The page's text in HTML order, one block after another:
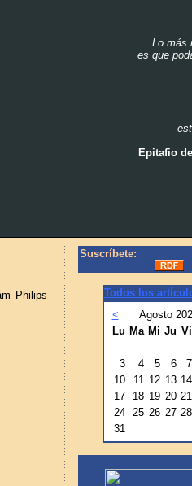
Lo más
es que
Epitafio
Philips
Suscríbete:
Todos los
<
Agosto
Lu Ma Mi Ju Vi
3
4 5 6 7
10
11 12 13 14
17
18 19 20 21
24
25 26 27 28
31